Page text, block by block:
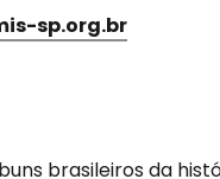
sp.org.br
brasileiros da